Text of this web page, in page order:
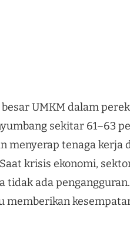
UMKM dalam
sekitar 61–63
menyerap tenaga kerja
krisis ekonomi,
tidak ada